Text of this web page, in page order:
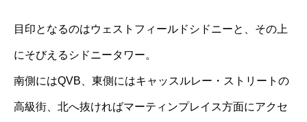
目印となるのはウェストフィールドシドニーと、その上
にそびえるシドニータワー。
南側にはQVB、東側にはキャッスルレー・ストリートの
高級街、北へ抜ければマーティンプレイス方面にアクセ